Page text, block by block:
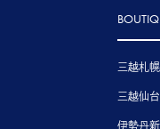
三越札
三越仙
伊勢丹